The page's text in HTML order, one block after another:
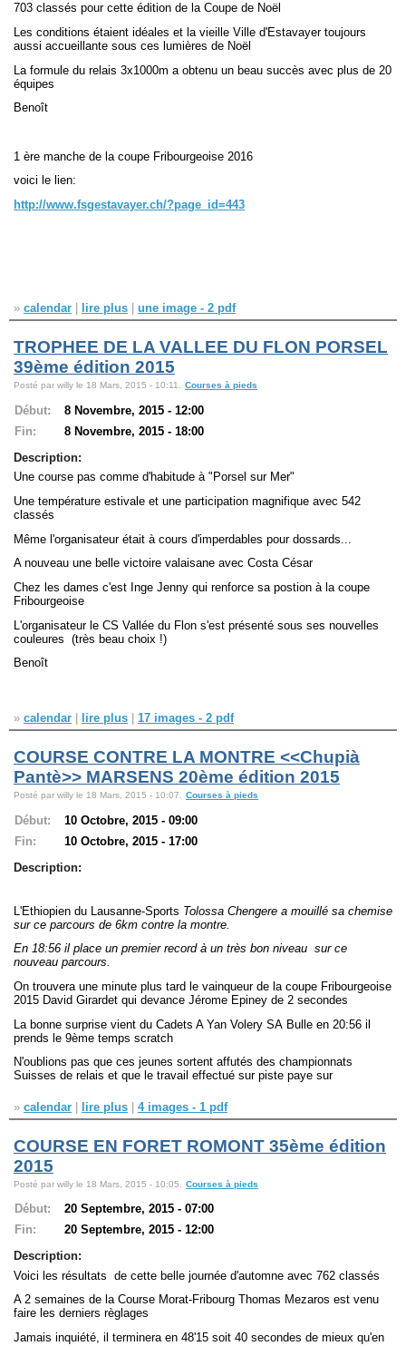
703 classés pour cette édition de la Coupe de Noël
Les conditions étaient idéales et la vieille Ville d'Estavayer toujours
aussi accueillante sous ces lumières de Noël
La formule du relais 3x1000m a obtenu un beau succès avec plus de 20
équipes
Benoît
1 ère manche de la coupe Fribourgeoise 2016
voici le lien:
http://www.fsgestavayer.ch/?page_id=443
» calendar lire plus une image - 2 pdf
TROPHEE DE LA VALLEE DU FLON PORSEL
39ème édition 2015
Posté par willy le 18 Mars, 2015 - 10:11. Courses à pieds
Début:
8 Novembre, 2015 - 12:00
Fin:
8 Novembre, 2015 - 18:00
Description:
Une course pas comme d'habitude à "Porsel sur Mer"
Une température estivale et une participation magnifique avec 542
classés
Même l'organisateur était à cours d'imperdables pour dossards...
A nouveau une belle victoire valaisane avec Costa César
Chez les dames c'est Inge Jenny qui renforce sa postion à la coupe
Fribourgeoise
L'organisateur le CS Vallée du Flon s'est présenté sous ses nouvelles
couleures (très beau choix !)
Benoît
» calendar lire plus 17 images - 2 pdf
COURSE CONTRE LA MONTRE <<Chupià
Pantè>> MARSENS 20ème édition 2015
Posté par willy le 18 Mars, 2015 - 10:07. Courses à pieds
Début:
10 Octobre, 2015 - 09:00
Fin:
10 Octobre, 2015 - 17:00
Description:
L'Ethiopien du Lausanne-Sports Tolossa Chengere a mouillé sa chemise
sur ce parcours de 6km contre la montre.
En 18:56 il place un premier record à un très bon niveau sur ce
nouveau parcours.
On trouvera une minute plus tard le vainqueur de la coupe Fribourgeoise
2015 David Girardet qui devance Jérome Epiney de 2 secondes
La bonne surprise vient du Cadets A Yan Volery SA Bulle en 20:56 il
prends le 9ème temps scratch
N'oublions pas que ces jeunes sortent affutés des championnats
Suisses de relais et que le travail effectué sur piste paye sur
» calendar lire plus 4 images - 1 pdf
COURSE EN FORET ROMONT 35ème édition
2015
Posté par willy le 18 Mars, 2015 - 10:05. Courses à pieds
Début:
20 Septembre, 2015 - 07:00
Fin:
20 Septembre, 2015 - 12:00
Description:
Voici les résultats de cette belle journée d'automne avec 762 classés
A 2 semaines de la Course Morat-Fribourg Thomas Mezaros est venu
faire les derniers règlages
Jamais inquiété, il terminera en 48'15 soit 40 secondes de mieux qu'en